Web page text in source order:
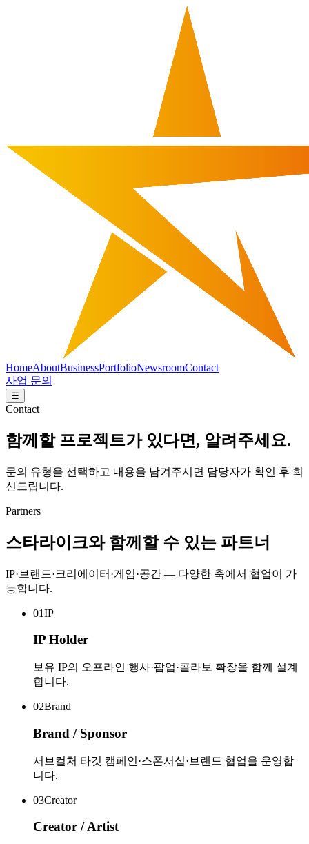
HomeAboutBusinessPortfolioNewsroomContact
사업 문의
☰
Contact
함께할 프로젝트가 있다면, 알려주세요.
문의 유형을 선택하고 내용을 남겨주시면 담당자가 확인 후 회
신드립니다.
Partners
스타라이크와 함께할 수 있는 파트너
IP·브랜드·크리에이터·게임·공간 — 다양한 축에서 협업이 가
능합니다.
01IP
IP Holder
보유 IP의 오프라인 행사·팝업·콜라보 확장을 함께 설계
합니다.
02Brand
Brand / Sponsor
서브컬처 타깃 캠페인·스폰서십·브랜드 협업을 운영합
니다.
03Creator
Creator / Artist